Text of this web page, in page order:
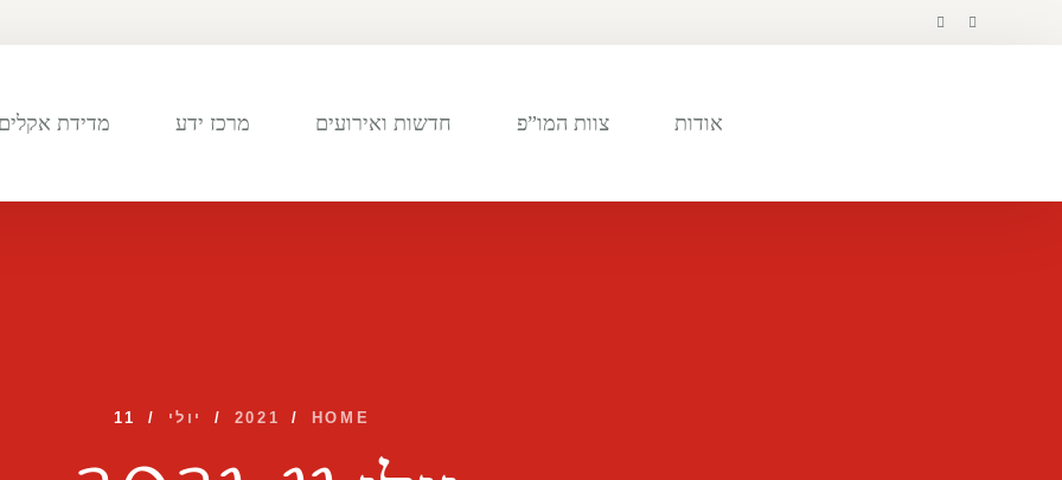
אודות צוות המו”פ חדשות ואירועים מרכז ידע מדידת
HOME
/
2021
/ יולי /
11